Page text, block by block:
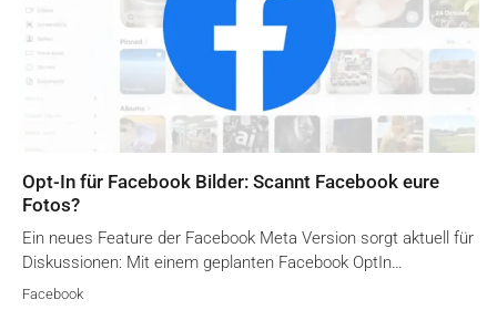
Opt-In für Facebook Bilder: Scannt Facebook eure
Fotos?
Ein neues Feature der Facebook Meta Version sorgt aktuell für
Diskussionen: Mit einem geplanten Facebook OptIn…
Facebook